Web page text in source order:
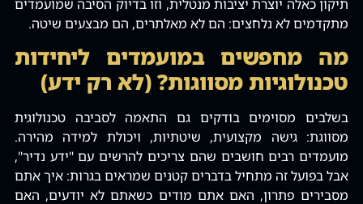
תיקון כאלה יוצרת יציבות מנטלית, וזו בדיוק הסיבה שמועמדים
מתקדמים לא נלחצים: הם לא מאלתרים, הם מבצעים שיטה.
מה מחפשים במועמדים ליחידות
טכנולוגיות מסווגות? (לא רק ידע)
בשלבים מסוימים בודקים גם התאמה לסביבה טכנולוגית
מסווגת: גישה מקצועית, שיטתיות, ויכולת למידה מהירה.
מועמדים רבים חושבים שהם צריכים להרשים עם "ידע נדיר",
אבל בפועל זה מתחיל בדברים קטנים שמראים בגרות: איך אתם
מסבירים פתרון, האם אתם מודים כשאתם לא יודעים, האם